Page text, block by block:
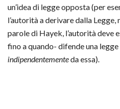
un’idea di legge opposta (per
l’autorità a derivare dalla Legge,
parole di Hayek, l’autorità deve
fino a quando- difende una
indipendentementeda essa).